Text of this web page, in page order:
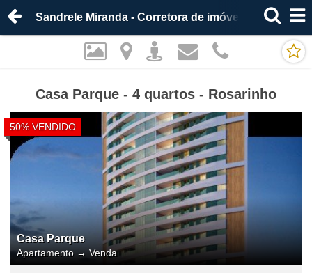
Sandrele Miranda - Corretora de imóveis
Casa Parque - 4 quartos - Rosarinho
50% VENDIDO
Casa Parque
Apartamento → Venda